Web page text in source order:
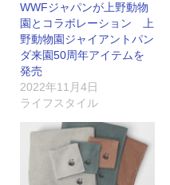
WWFジャパンが上野動物
園とコラボレーション 上
野動物園ジャイアントパン
ダ来園50周年アイテムを
発売
2022年11月4日
ライフスタイル